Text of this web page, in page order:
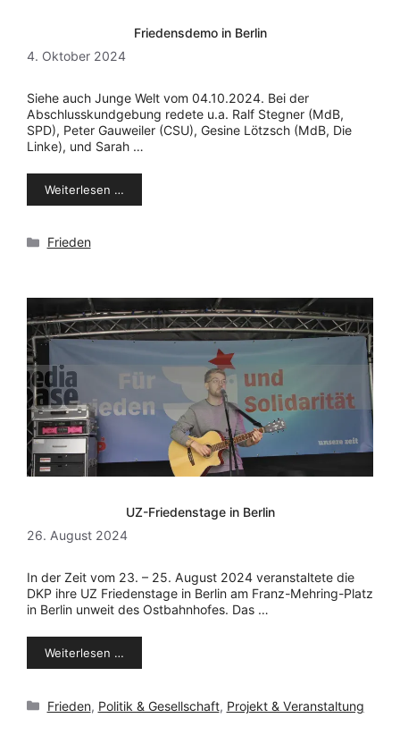
Friedensdemo in Berlin
4. Oktober 2024
Siehe auch Junge Welt vom 04.10.2024. Bei der
Abschlusskundgebung redete u.a. Ralf Stegner (MdB,
SPD), Peter Gauweiler (CSU), Gesine Lötzsch (MdB, Die
Linke), und Sarah …
Weiterlesen …
Kategorien
Frieden
UZ-Friedenstage in Berlin
26. August 2024
In der Zeit vom 23. – 25. August 2024 veranstaltete die
DKP ihre UZ Friedenstage in Berlin am Franz-Mehring-Platz
in Berlin unweit des Ostbahnhofes. Das …
Weiterlesen …
Kategorien
Frieden, Politik & Gesellschaft, Projekt & Veranstaltung